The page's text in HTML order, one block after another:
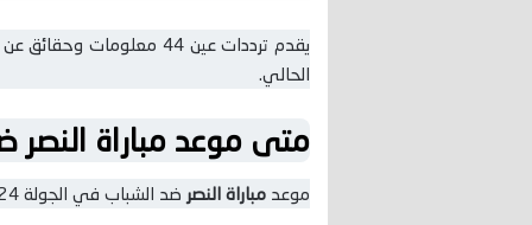
يقدم ترددات عين 44
معلومات وحقائق عن
الحالي.
متى موعد مباراة
موعد مباراة النصر ضد الشباب في الجولة 24 من مسابقة